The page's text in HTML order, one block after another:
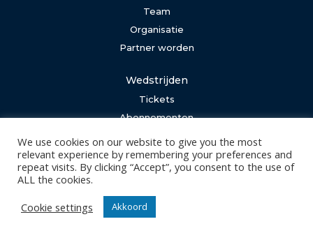
Team
Organisatie
Partner worden
Wedstrijden
Tickets
Abonnementen
Algemeen
Contact
Privacy Policy
We use cookies on our website to give you the most
relevant experience by remembering your preferences and
repeat visits. By clicking “Accept”, you consent to the use of
ALL the cookies.
Cookie settings
Akkoord